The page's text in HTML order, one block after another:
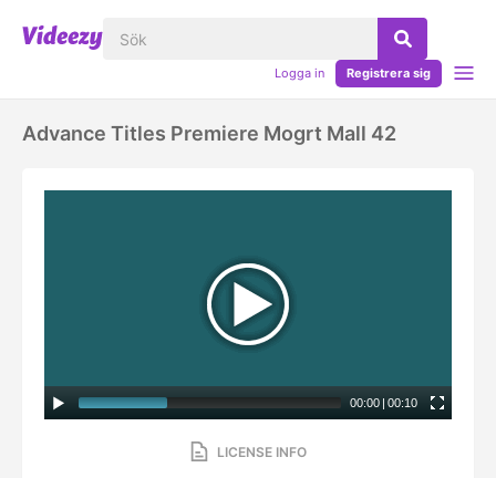
Logga in Registrera sig
Advance Titles Premiere Mogrt Mall 42
00:00 | 00:10
LICENSE INFO